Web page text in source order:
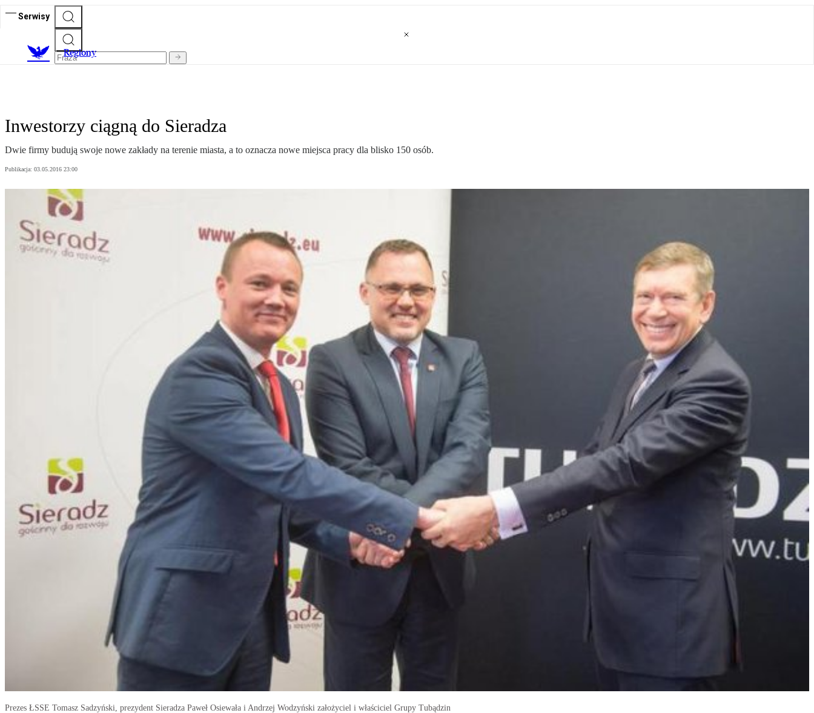
Serwisy
Regiony
Inwestorzy ciągną do Sieradza
Dwie firmy budują swoje nowe zakłady na terenie miasta, a to oznacza nowe miejsca pracy dla blisko 150 osób.
Publikacja: 03.05.2016 23:00
Prezes ŁSSE Tomasz Sadzyński, prezydent Sieradza Paweł Osiewała i Andrzej Wodzyński założyciel i właściciel Grupy Tubądzin